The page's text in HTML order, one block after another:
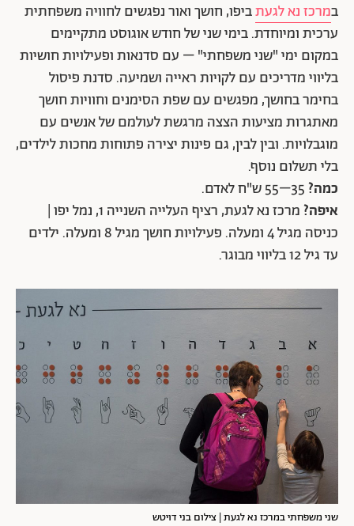
במרכז נא לגעתביפו, חושך ואור נפגשים לחוויה משפחתית
ערכית ומיוחדת. בימי שני של חודש אוגוסט מתקיימים
במקום ימי "שני משפחתי" – עם סדנאות ופעילויות חושיות
בליווי מדריכים עם לקויות ראייה ושמיעה. סדנת פיסול
בחימר בחושך, מפגשים עם שפת הסימנים וחוויות חושך
מאתגרות מציעות הצצה מרגשת לעולמם של אנשים עם
מוגבלויות. ובין לבין, גם פינות יצירה פתוחות מחכות לילדים,
בלי תשלום נוסף.
כמה?
איפה?
מרכז נא לגעת, רציף העלייה השנייה 1, נמל יפו |
כניסה מגיל 4 ומעלה. פעילויות חושך מגיל 8 ומעלה. ילדים
עד גיל 12 בליווי מבוגר.
שני משפחתי במרכז נא לגעת | צילום בני דויטש